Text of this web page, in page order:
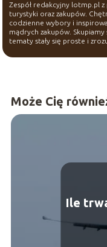
Zespół redakcyjny lotmp.pl
turystyki oraz zakupów.
codzienne wybory i
mądrych zakupów.
tematy stały się proste i
Może Cię
Ile